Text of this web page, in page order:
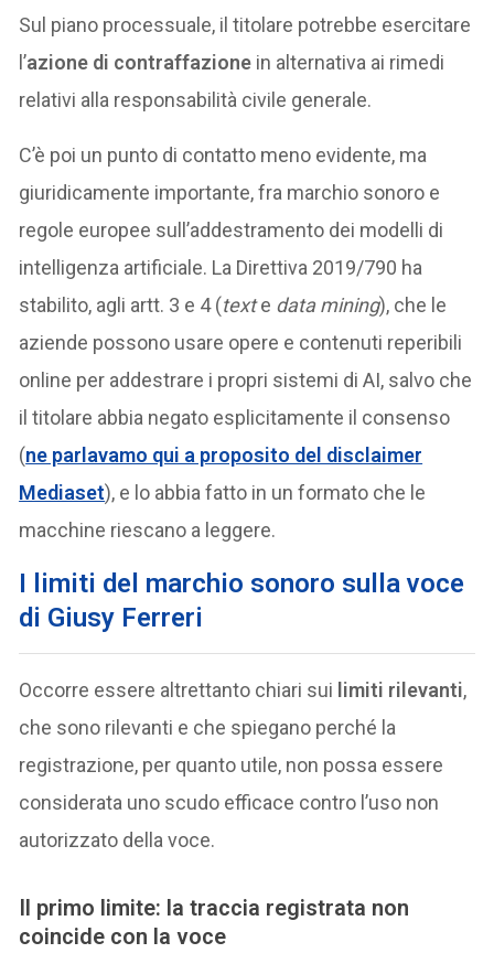
Sul piano processuale, il titolare potrebbe esercitare
l’azione di contraffazione in alternativa ai rimedi
relativi alla responsabilità civile generale.
C’è poi un punto di contatto meno evidente, ma
giuridicamente importante, fra marchio sonoro e
regole europee sull’addestramento dei modelli di
intelligenza artificiale. La Direttiva 2019/790 ha
stabilito, agli artt. 3 e 4 (texte data mining), che le
aziende possono usare opere e contenuti reperibili
online per addestrare i propri sistemi di AI, salvo che
il titolare abbia negato esplicitamente il consenso
(ne parlavamo qui a proposito del disclaimer
Mediaset), e lo abbia fatto in un formato che le
macchine riescano a leggere.
I limiti del marchio sonoro sulla voce
di Giusy Ferreri
Occorre essere altrettanto chiari sui limiti rilevanti,
che sono rilevanti e che spiegano perché la
registrazione, per quanto utile, non possa essere
considerata uno scudo efficace contro l’uso non
autorizzato della voce.
Il primo limite: la traccia registrata non
coincide con la voce